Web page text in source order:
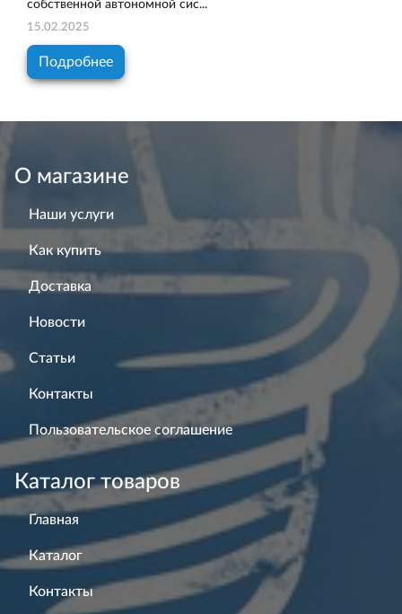
собственной автономной сис...
15.02.2025
Подробнее
О магазине
Наши услуги
Как купить
Доставка
Новости
Статьи
Контакты
Пользовательское соглашение
Каталог товаров
Главная
Каталог
Контакты